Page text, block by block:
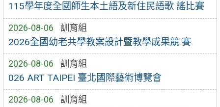
115學年度全國師生本土語及新住民語歌 謠比賽
2026-08-06 訓育組
2026全國幼老共學教案設計暨教學成果競 賽
2026-08-06 訓育組
026 ART TAIPEI 臺北國際藝術博覽會
2026-08-06 訓育組